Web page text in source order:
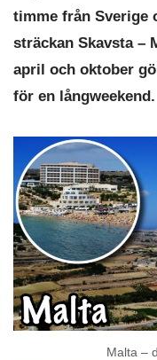
timme från Sverige
sträckan Skavsta –
april och oktober
för en långweekend.
Malta –